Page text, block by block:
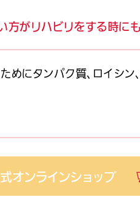
方がリハビリをする時に
にタンパク質、ロイシ
オンラインショップ